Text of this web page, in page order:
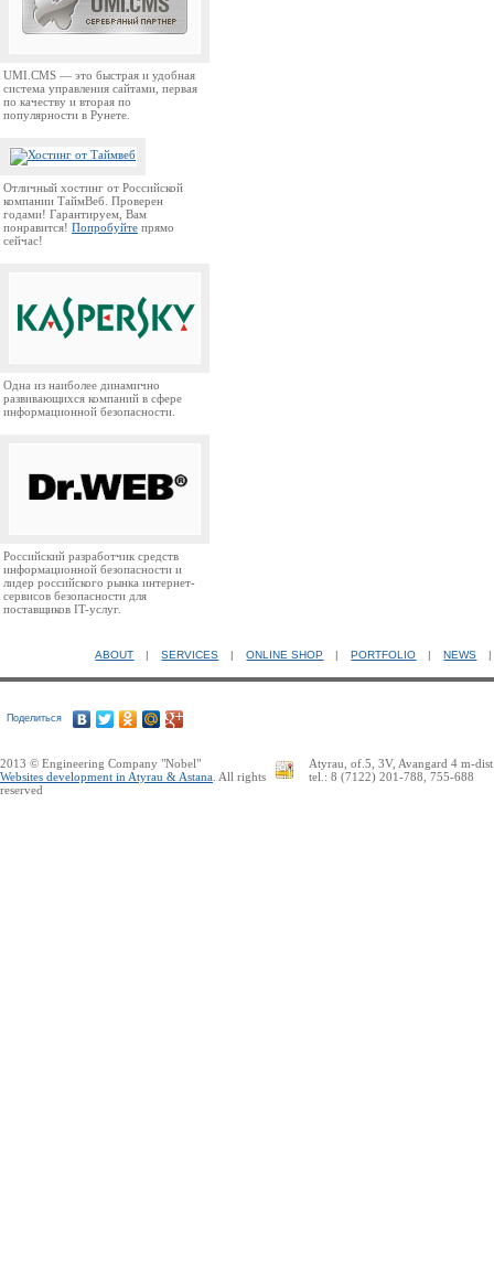
UMI.CMS — это быстрая и удобная
система управления сайтами, первая
по качеству и вторая по
популярности в Рунете.
Отличный хостинг от Российской
компании ТаймВеб. Проверен
годами! Гарантируем, Вам
понравится! Попробуйте прямо
сейчас!
Одна из наиболее динамично
развивающихся компаний в сфере
информационной безопасности.
Российский разработчик средств
информационной безопасности и
лидер российского рынка интернет-
сервисов безопасности для
поставщиков IT-услуг.
ABOUT | SERVICES | ONLINE SHOP | PORTFOLIO | NEWS
Поделиться
2013 © Engineering Company "Nobel"
Websites development in Atyrau & Astana . All rights
reserved
Atyrau, of.5, 3V, Avangard 4 m-
tel.: 8 (7122) 201-788, 755-688